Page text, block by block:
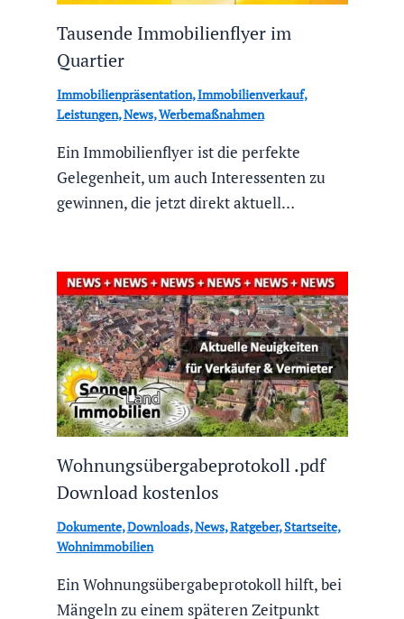
Tausende Immobilienflyer im
Quartier
Immobilienpräsentation,Immobilienverkauf,
Leistungen,News,Werbemaßnahmen
Ein Immobilienflyer ist die perfekte
Gelegenheit, um auch Interessenten zu
gewinnen, die jetzt direkt aktuell…
Wohnungsübergabeprotokoll .pdf
Download kostenlos
Dokumente,Downloads,News,Ratgeber,Startseite,
Wohnimmobilien
Ein Wohnungsübergabeprotokoll hilft, bei
Mängeln zu einem späteren Zeitpunkt